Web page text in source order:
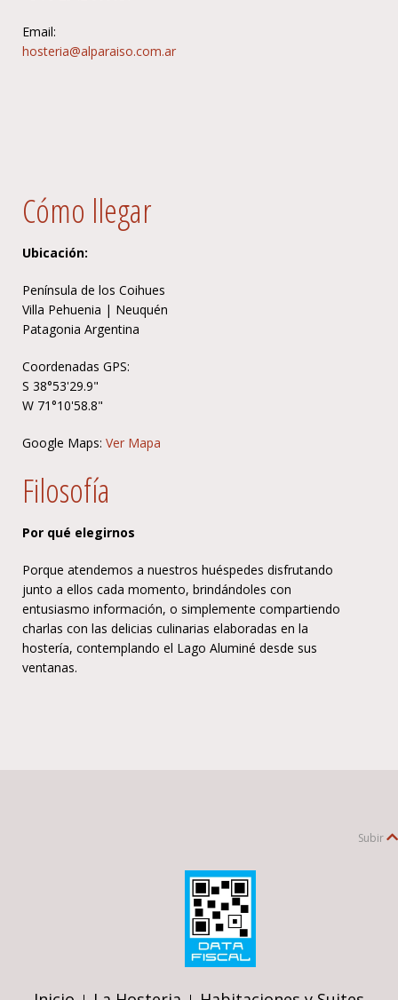
Email:
hosteria@alparaiso.com.ar
Cómo llegar
Ubicación:
Península de los Coihues
Villa Pehuenia | Neuquén
Patagonia Argentina
Coordenadas GPS:
S 38°53'29.9"
W 71°10'58.8"
Google Maps: Ver Mapa
Filosofía
Por qué elegirnos
Porque atendemos a nuestros huéspedes disfrutando
junto a ellos cada momento, brindándoles con
entusiasmo información, o simplemente compartiendo
charlas con las delicias culinarias elaboradas en la
hostería, contemplando el Lago Aluminé desde sus
ventanas.
Subir